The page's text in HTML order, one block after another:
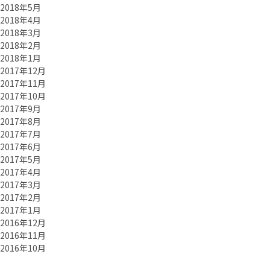
2018年5月
2018年4月
2018年3月
2018年2月
2018年1月
2017年12月
2017年11月
2017年10月
2017年9月
2017年8月
2017年7月
2017年6月
2017年5月
2017年4月
2017年3月
2017年2月
2017年1月
2016年12月
2016年11月
2016年10月